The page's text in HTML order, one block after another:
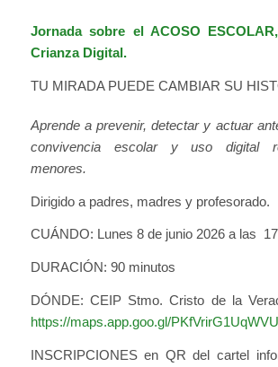
Jornada sobre el ACOSO
Crianza Digital.
TU MIRADA PUEDE CAMBIAR SU
Aprende a prevenir, detectar y actuar
convivencia escolar y uso digital
menores.
Dirigido a padres, madres y profesorado.
CUÁNDO: Lunes 8 de junio 2026 a las
DURACIÓN: 90 minutos
DÓNDE: CEIP Stmo. Cristo de la
https://maps.app.goo.gl/
INSCRIPCIONES en QR del cartel